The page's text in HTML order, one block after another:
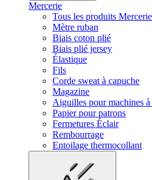
Mercerie
Tous les produits Mercerie
Mètre ruban
Biais coton plié
Biais plié jersey
Élastique
Fils
Corde sweat à capuche
Magazine
Aiguilles pour machines
Papier pour patrons
Fermetures Éclair
Rembourrage
Entoilage thermocollant